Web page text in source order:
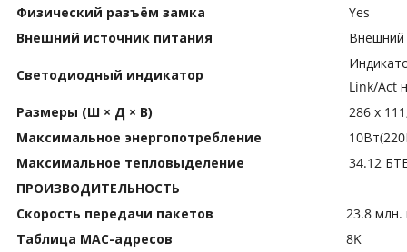
Физический разъём замка
Yes
Внешний источник питания
Внешний
Светодиодный индикатор
Link/Act
Размеры (Ш × Д × В)
286 х
Максимальное энергопотребление
Максимальное тепловыделение
34.12
ПРОИЗВОДИТЕЛЬНОСТЬ
Скорость передачи пакетов
23.8 млн.
Таблица МАС-адресов
8K